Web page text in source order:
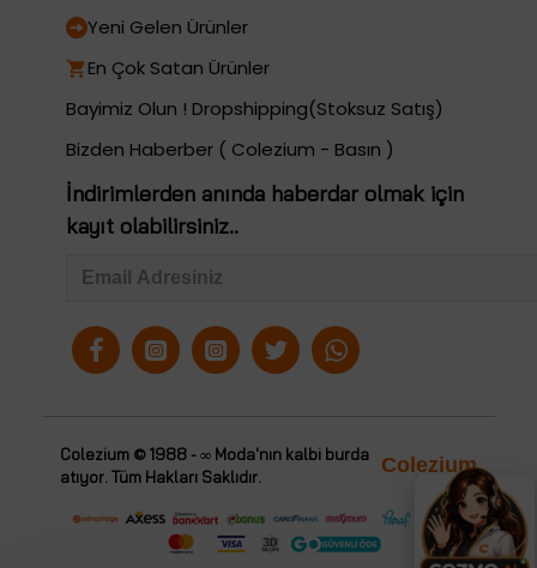
Yeni Gelen Ürünler
En Çok Satan Ürünler
Bayimiz Olun ! Dropshipping(Stoksuz Satış)
Bizden Haberber ( Colezium - Basın )
İndirimlerden anında haberdar olmak için
kayıt olabilirsiniz..
Colezium © 1988 - ∞ Moda'nın kalbi burda
atıyor. Tüm Hakları Saklıdır.
Colezium